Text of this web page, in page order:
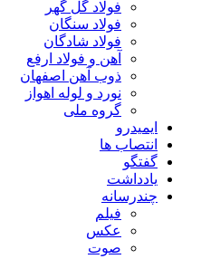
فولاد گل گهر
فولاد سنگان
فولاد شادگان
آهن و فولاد ارفع
ذوب آهن اصفهان
نورد و لوله اهواز
گروه ملی
ایمیدرو
انتصاب ها
گفتگو
یادداشت
چندرسانه
فیلم
عکس
صوت